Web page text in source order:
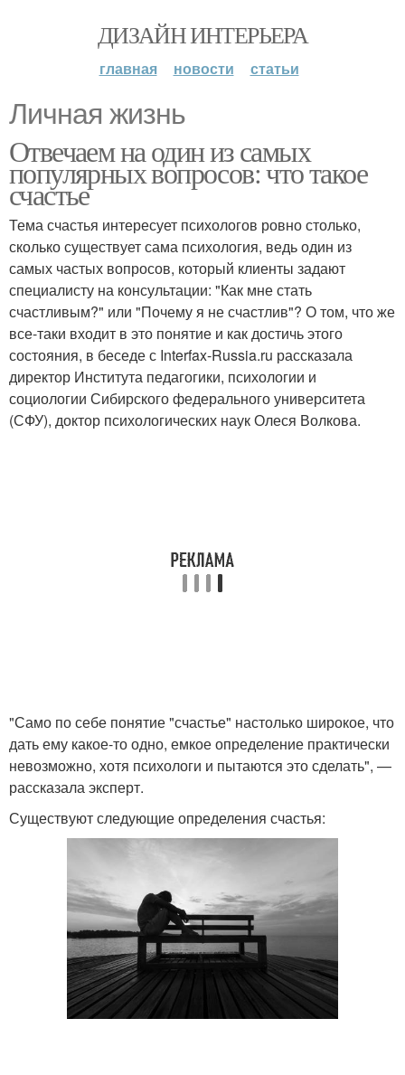
ДИЗАЙН ИНТЕРЬЕРА
главная новости статьи
Личная жизнь
Отвечаем на один из самых
популярных вопросов: что такое
счастье
Тема счастья интересует психологов ровно столько,
сколько существует сама психология, ведь один из
самых частых вопросов, который клиенты задают
специалисту на консультации: "Как мне стать
счастливым?" или "Почему я не счастлив"? О том, что же
все-таки входит в это понятие и как достичь этого
состояния, в беседе с Interfax-Russia.ru рассказала
директор Института педагогики, психологии и
социологии Сибирского федерального университета
(СФУ), доктор психологических наук Олеся Волкова.
"Само по себе понятие "счастье" настолько широкое, что
дать ему какое-то одно, емкое определение практически
невозможно, хотя психологи и пытаются это сделать", —
рассказала эксперт.
Существуют следующие определения счастья: